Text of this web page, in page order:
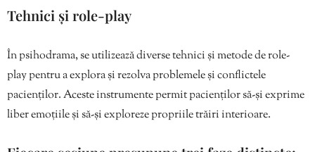
Tehnici și role-play
În psihodrama, se utilizează diverse tehnici și metode de role-
play pentru a explora și rezolva problemele și conflictele
pacienților. Aceste instrumente permit pacienților să-și exprime
liber emoțiile și să-și exploreze propriile trăiri interioare.